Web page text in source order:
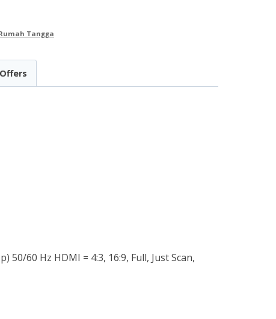
Tangga
50/60 Hz HDMI = 4:3, 16:9, Full, Just Scan,